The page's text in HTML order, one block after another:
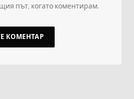
път, когато коментирам.